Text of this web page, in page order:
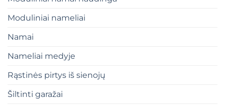
Moduliniai nameliai
Namai
Nameliai medyje
Rąstinės pirtys iš sienojų
Šiltinti garažai